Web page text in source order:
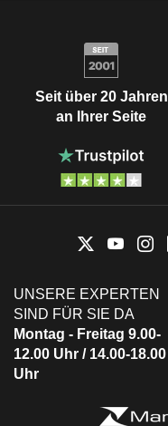
Seit über 20 Jahren
an Ihrer Seite
UNSERE EXPERTEN
SIND FÜR SIE DA
Montag - Freitag 9.00-
12.00 Uhr / 14.00-18.00
Uhr